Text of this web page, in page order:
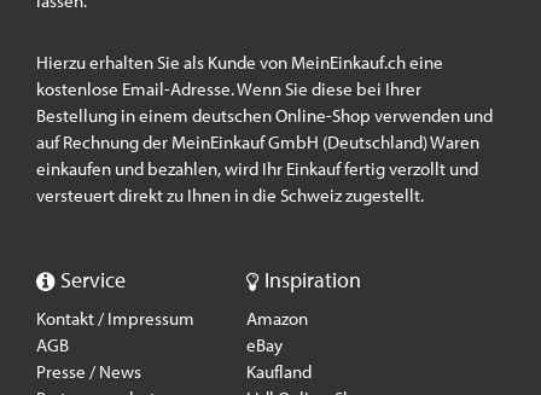
Hierzu erhalten Sie als Kunde von MeinEinkauf.ch eine
kostenlose Email-Adresse. Wenn Sie diese bei Ihrer
Bestellung in einem deutschen Online-Shop verwenden und
auf Rechnung der MeinEinkauf GmbH (Deutschland) Waren
einkaufen und bezahlen, wird Ihr Einkauf fertig verzollt und
versteuert direkt zu Ihnen in die Schweiz zugestellt.
Service
Kontakt / Impressum
AGB
Presse / News
Inspiration
Amazon
eBay
Kaufland